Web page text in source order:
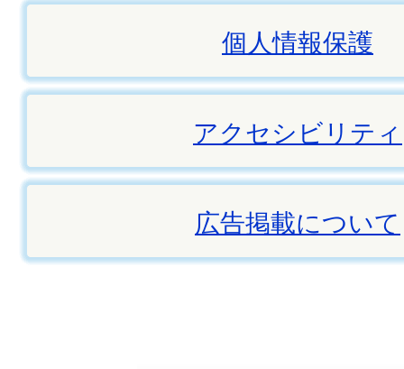
個人情報保護
アクセシビリティ
広告掲載について